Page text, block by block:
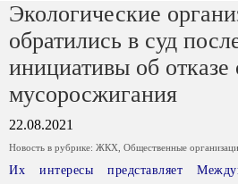
Экологические
обратились в суд
инициативы об отказе
мусоросжигания
22.08.2021
Новость в рубрике: ЖКХ Общественные
Их интересы представляет